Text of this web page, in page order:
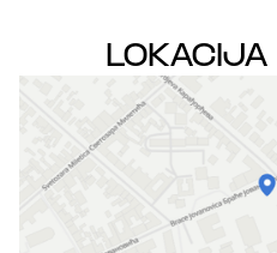
LOKACIJA